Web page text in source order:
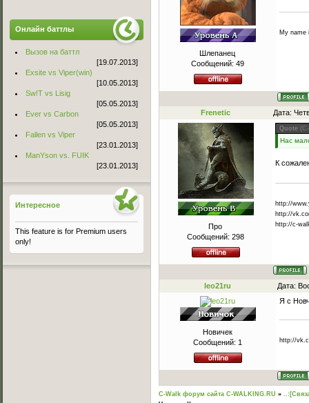
Шлепанец
Сообщений: 49
My name
Frenetic Дата:
Про
Сообщений: 298
Quote (
Нас
К
http://
http://
http://c-
leo21ru Дата:
Новичек
Сообщений: 1
Я с
http://
C-Walk форум сайта C-WALKING.RU »
Онлайн баттлы
Вызов на баттл
[19.07.2013]
Exsite vs Viper(win)
[10.05.2013]
Sw!T vs Lisig
[05.05.2013]
Ever vs Carbon
[05.05.2013]
Fallen vs Viper
[23.01.2013]
ManYson vs. FUIK
[23.01.2013]
Интересное
This feature is for Premium users
only!